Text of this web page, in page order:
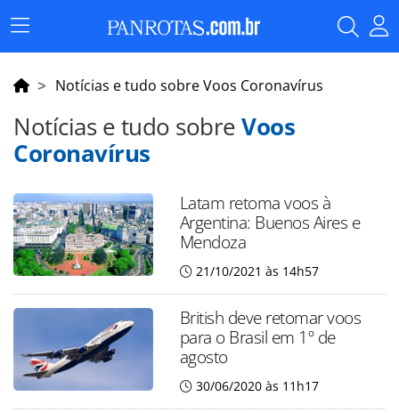
Menu
Principal
Notícias e tudo sobre Voos Coronavírus
Notícias e tudo sobreVoos
Coronavírus
Latam retoma voos à
Argentina: Buenos Aires e
Mendoza
21/10/2021 às 14h57
British deve retomar voos
para o Brasil em 1º de
agosto
30/06/2020 às 11h17